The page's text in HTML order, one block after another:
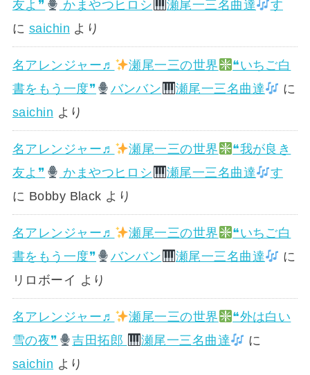
友よ❞ かまやつヒロシ 瀬尾一三名曲達
す
に saichin より
名アレンジャー♬ 瀬尾一三の世界
❝いちご白
書をもう一度❞
バンバン 瀬尾一三名曲達
に
saichin より
名アレンジャー♬ 瀬尾一三の世界
❝我が良き
友よ❞
かまやつヒロシ 瀬尾一三名曲達
す
に Bobby Black より
名アレンジャー♬ 瀬尾一三の世界
❝いちご白
書をもう一度❞
バンバン 瀬尾一三名曲達
に
リロボーイ より
名アレンジャー♬ 瀬尾一三の世界
❝外は白い
雪の夜❞
吉田拓郎 瀬尾一三名曲達
に
saichin より